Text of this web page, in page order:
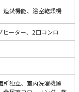
追焚機能、浴室乾燥機
ヒーター、2口コンロ
所独立、室内洗濯機置